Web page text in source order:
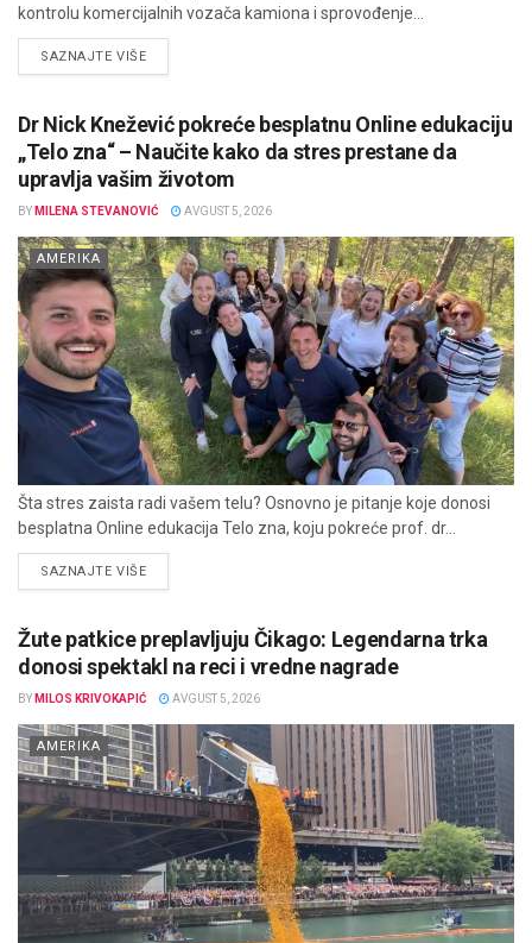
kontrolu komercijalnih vozača kamiona i sprovođenje...
SAZNAJTE VIŠEDETAILS
Dr Nick Knežević pokreće besplatnu Online edukaciju
„Telo zna“ – Naučite kako da stres prestane da
upravlja vašim životom
BY MILENA STEVANOVIĆ AVGUST 5, 2026
AMERIKA
Šta stres zaista radi vašem telu? Osnovno je pitanje koje donosi
besplatna Online edukacija Telo zna, koju pokreće prof. dr...
SAZNAJTE VIŠEDETAILS
Žute patkice preplavljuju Čikago: Legendarna trka
donosi spektakl na reci i vredne nagrade
BY MILOS KRIVOKAPIĆ AVGUST 5, 2026
AMERIKA